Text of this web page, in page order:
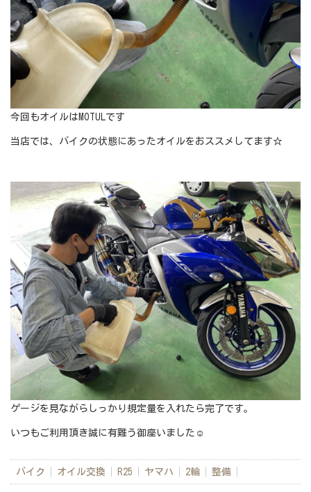
今回もオイルはMOTULです
当店では、バイクの状態にあったオイルをおススメしてます☆
ゲージを見ながらしっかり規定量を入れたら完了です。
いつもご利用頂き誠に有難う御座いました☺
バイク オイル交換 R25 ヤマハ 2輪 整備